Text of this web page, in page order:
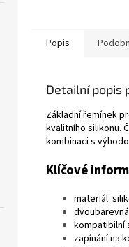
Popis
Detailní popis
Základní řemínek
kvalitního silikonu.
kombinaci s
Klíčové
materiál:
kompatibilní
zapínání na